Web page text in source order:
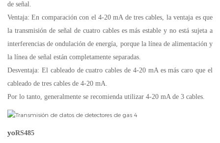
de señal.
Ventaja: En comparación con el 4-20 mA de tres cables, la ventaja es que
la transmisión de señal de cuatro cables es más estable y no está sujeta a
interferencias de ondulación de energía, porque la línea de alimentación y
la línea de señal están completamente separadas.
Desventaja: El cableado de cuatro cables de 4-20 mA es más caro que el
cableado de tres cables de 4-20 mA.
Por lo tanto, generalmente se recomienda utilizar 4-20 mA de 3 cables.
yoRS485